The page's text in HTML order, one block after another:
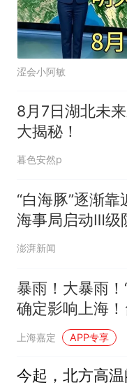
涩会小阿敏
8月7日湖北未
大揭秘！
暮色安然p
“白海豚”逐渐靠
海事局启动Ⅲ级
响应、四区发台
澎湃新闻
暴雨！大暴雨！
确定影响上海！
总挑周末来？
上海嘉定 APP专享
今起，北方高